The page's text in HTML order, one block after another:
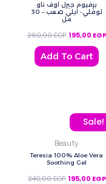
برفيوم جيرل اوف ناو
لوفلي- ايلي صعب – 30
مل
260,00EGP 195,00 EGP
Add To Cart
Sale!
Beauty
Teresia 100% Aloe Vera
Soothing Gel
240,00EGP
Original
195,00 EGP